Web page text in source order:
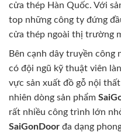
cửa thép Hàn Quốc. Với
top những công ty đứng
cửa thép ngoài thị trường
Bên cạnh dây truyền công
có đội ngũ kỹ thuật viên
vực sản xuất đồ gỗ nội
nhiên dòng sản phẩm
rất nhiều công trình lớn
SaiGonDoor đa dạng